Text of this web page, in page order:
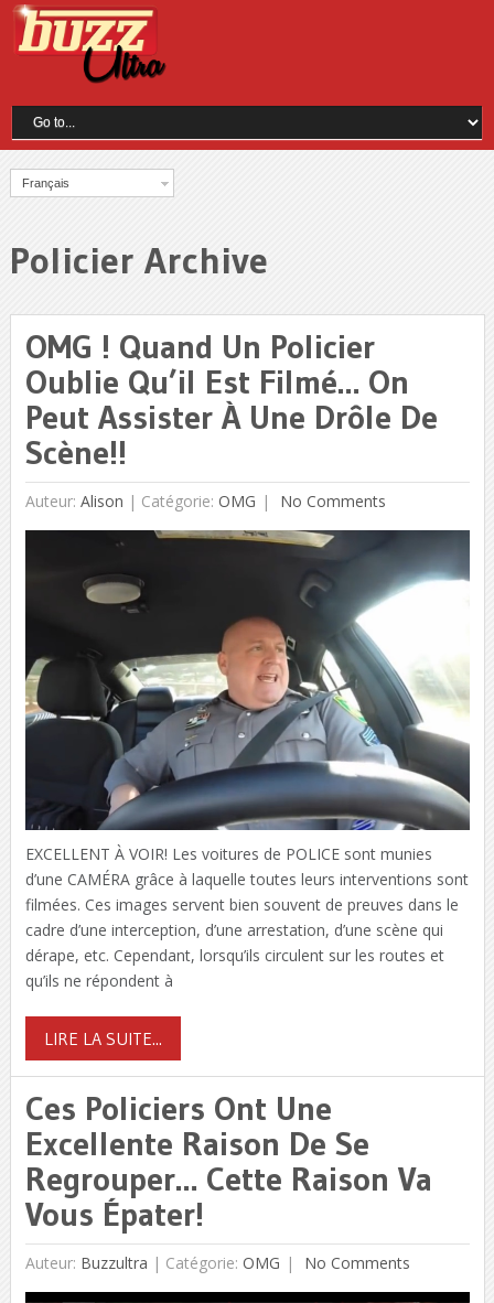
Français
Policier Archive
OMG ! Quand Un Policier
Oublie Qu’il Est Filmé… On
Peut Assister À Une Drôle De
Scène!!
Auteur: Alison | Catégorie: OMG No Comments
EXCELLENT À VOIR! Les voitures de POLICE sont munies
d’une CAMÉRA grâce à laquelle toutes leurs interventions sont
filmées. Ces images servent bien souvent de preuves dans le
cadre d’une interception, d’une arrestation, d’une scène qui
dérape, etc. Cependant, lorsqu’ils circulent sur les routes et
qu’ils ne répondent à
LIRE LA SUITE...
Ces Policiers Ont Une
Excellente Raison De Se
Regrouper… Cette Raison Va
Vous Épater!
Auteur: Buzzultra | Catégorie: OMG No Comments